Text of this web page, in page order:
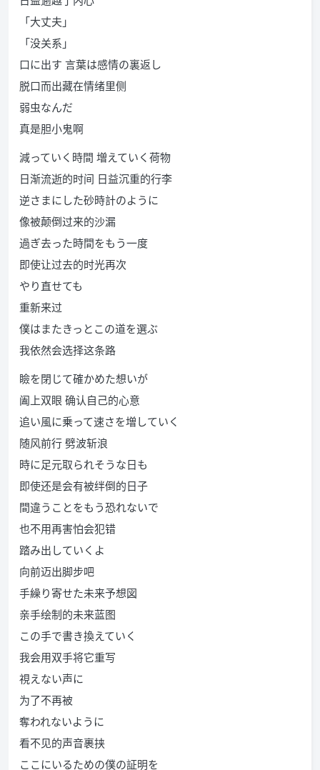
「大丈夫」
「没关系」
口に出す 言葉は感情の裏返し
脱口而出藏在情绪里侧
弱虫なんだ
真是胆小鬼啊
減っていく時間 増えていく荷物
日渐流逝的时间 日益沉重的行李
逆さまにした砂時計のように
像被颠倒过来的沙漏
過ぎ去った時間をもう一度
即使让过去的时光再次
やり直せても
重新来过
僕はまたきっとこの道を選ぶ
我依然会选择这条路
瞼を閉じて確かめた想いが
阖上双眼 确认自己的心意
追い風に乗って速さを増していく
随风前行 劈波斩浪
時に足元取られそうな日も
即使还是会有被绊倒的日子
間違うことをもう恐れないで
也不用再害怕会犯错
踏み出していくよ
向前迈出脚步吧
手繰り寄せた未来予想図
亲手绘制的未来蓝图
この手で書き換えていく
我会用双手将它重写
視えない声に
为了不再被
奪われないように
看不见的声音裹挟
ここにいるための僕の証明を